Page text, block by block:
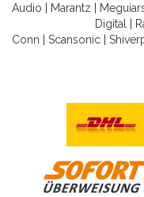
Audio
Marantz
Digital
Conn
Scansonic